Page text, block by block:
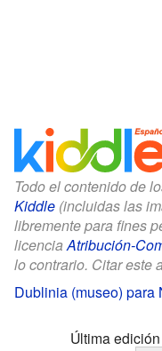
Todo el contenido de
Kiddle (incluidas las
libremente para fines
licenciaAtribución-
lo contrario. Citar este
Dublinia (museo) para
Última